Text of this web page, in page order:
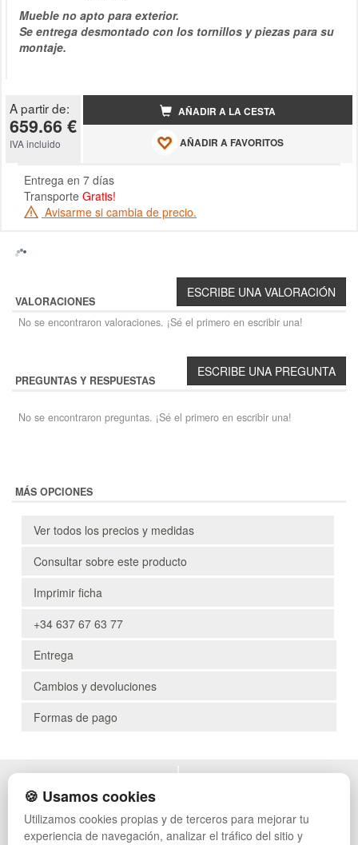
Mueble no apto para exterior.
Se entrega desmontado con los tornillos y piezas para su
montaje.
A partir de:
659.66 €
IVA incluido
AÑADIR A LA CESTA
AÑADIR A FAVORITOS
Entrega en 7 días
Transporte Gratis!
Avisarme si cambia de precio.
VALORACIONES
No se encontraron valoraciones. ¡Sé el primero en escribir una!
PREGUNTAS Y RESPUESTAS
No se encontraron preguntas. ¡Sé el primero en escribir una!
MÁS OPCIONES
Ver todos los precios y medidas
Consultar sobre este producto
Imprimir ficha
+34 637 67 63 77
Entrega
Cambios y devoluciones
Formas de pago
POLÍTICA DE PRIVACIDAD
CONDICIONES DE USO
CAMBIOS Y DEVOLUCIONES
CONTACTO
MUEBLES VINTAGE
MUEBLES HOSTELERÍA
🍪 Usamos cookies
Utilizamos cookies propias y de terceros para mejorar tu
experiencia de navegación, analizar el tráfico del sitio y